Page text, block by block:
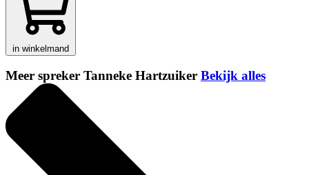
in winkelmand
Meer spreker Tanneke Hartzuiker Bekijk alles